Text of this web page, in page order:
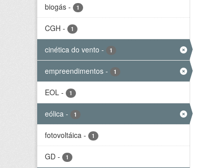
biogás - 1
CGH - 1
cinética do vento - 1
empreendimentos - 1
EOL - 1
eólica - 1
fotovoltáica - 1
GD - 1